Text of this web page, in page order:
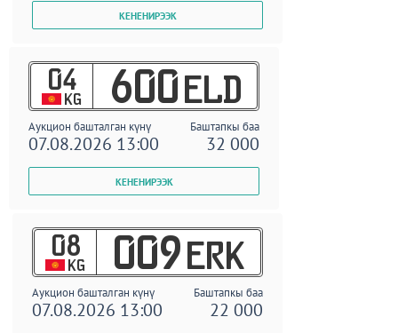
04
KG 600 ELD
Аукцион башталган күнү Баштапкы баа
07.08.2026 13:00 32 000
08
KG 009 ERK
Аукцион башталган күнү Баштапкы баа
07.08.2026 13:00 22 000